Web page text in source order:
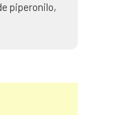
piperonilo,